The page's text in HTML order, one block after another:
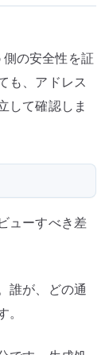
の安全性を証
も、アドレス
して確認しま
ューすべき差
誰が、どの通